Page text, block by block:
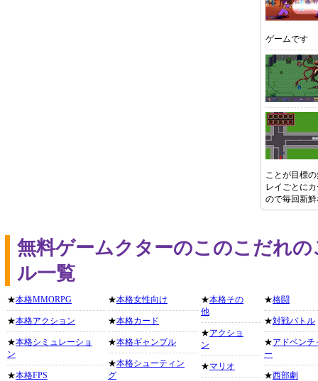
ゲームです
ことが目標
レイごとに
ので毎回新
無料ゲームクターのこのこだれ
ル一覧
★本格MMORPG
★本格アクション
★本格シミュレーショ
ン
★本格FPS
★本格女性向け
★本格カード
★本格ギャンブル
★本格シューティン
グ
★本格その
他
★アクショ
ン
★マリオ
★格闘
★対戦バトル
★アドベンチ
ー
★西部劇